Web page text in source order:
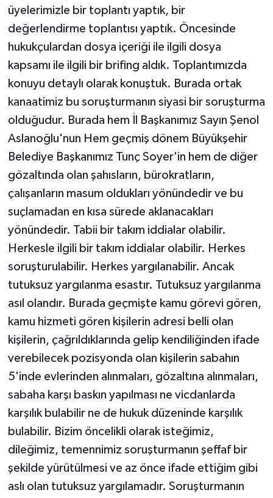
üyelerimizle bir toplantı yaptık, bir
değerlendirme toplantısı yaptık. Öncesinde
hukukçulardan dosya içeriği ile ilgili dosya
kapsamı ile ilgili bir brifing aldık. Toplantımızda
konuyu detaylı olarak konuştuk. Burada ortak
kanaatimiz bu soruşturmanın siyasi bir soruşturma
olduğudur. Burada hem İl Başkanımız Sayın Şenol
Aslanoğlu'nun Hem geçmiş dönem Büyükşehir
Belediye Başkanımız Tunç Soyer'in hem de diğer
gözaltında olan şahısların, bürokratların,
çalışanların masum oldukları yönündedir ve bu
suçlamadan en kısa sürede aklanacakları
yönündedir. Tabii bir takım iddialar olabilir.
Herkesle ilgili bir takım iddialar olabilir. Herkes
soruşturulabilir. Herkes yargılanabilir. Ancak
tutuksuz yargılanma esastır. Tutuksuz yargılanma
asıl olandır. Burada geçmişte kamu görevi gören,
kamu hizmeti gören kişilerin adresi belli olan
kişilerin, çağrıldıklarında gelip kendiliğinden ifade
verebilecek pozisyonda olan kişilerin sabahın
5'inde evlerinden alınmaları, gözaltına alınmaları,
sabaha karşı baskın yapılması ne vicdanlarda
karşılık bulabilir ne de hukuk düzeninde karşılık
bulabilir. Bizim öncelikli olarak isteğimiz,
dileğimiz, temennimiz soruşturmanın şeffaf bir
şekilde yürütülmesi ve az önce ifade ettiğim gibi
aslı olan tutuksuz yargılamadır. Soruşturmanın